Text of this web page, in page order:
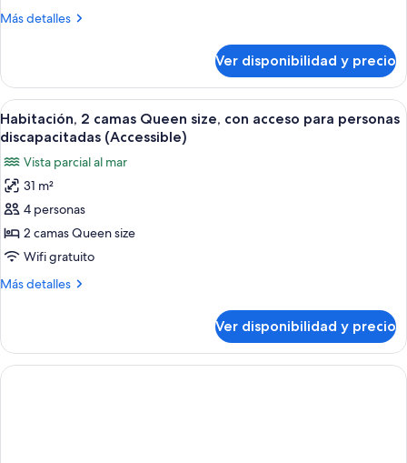
King
vista
parcial
al
océano
Más detalles
Más
1
cama
King
size,
balcón,
vista
parcial
al
océano
Ver disponibilidad y precio
Ver
todas
fotos
de
Habitación,
2
camas
Queen
acceso
para
personas
Habitación de hotel con dos camas,
4
Habitación, 2 camas Queen size, con acceso para personas
discapacitadas (Accessible)
Vista parcial al mar
31 m²
4 personas
2 camas Queen size
Wifi gratuito
Más detalles
Más
2
camas
Queen
Ver disponibilidad y precio